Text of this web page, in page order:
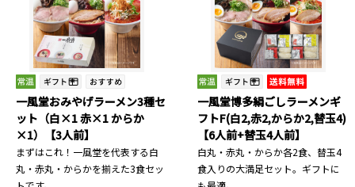
一風堂おみやげラーメン3種セ
ット（白×1 赤×1 からか
×1）【3人前】
まずはこれ！一風堂を代表する白
丸・赤丸・からかを揃えた3食セッ
一風堂博多絹ごしラーメンギ
フトF(白2,赤2,からか2,替玉4)
【6人前+替玉4人前】
白丸・赤丸・からか各2食、替玉4
食入りの大満足セット。ギフトに